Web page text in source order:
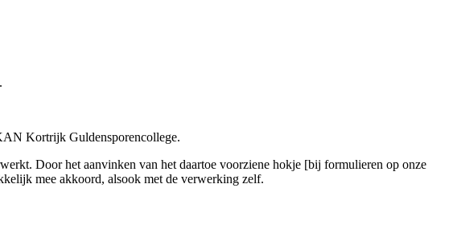
.
Kortrijk Guldensporencollege.
Door het aanvinken van het daartoe voorziene hokje [bij formulieren op onze
mee akkoord, alsook met de verwerking zelf.